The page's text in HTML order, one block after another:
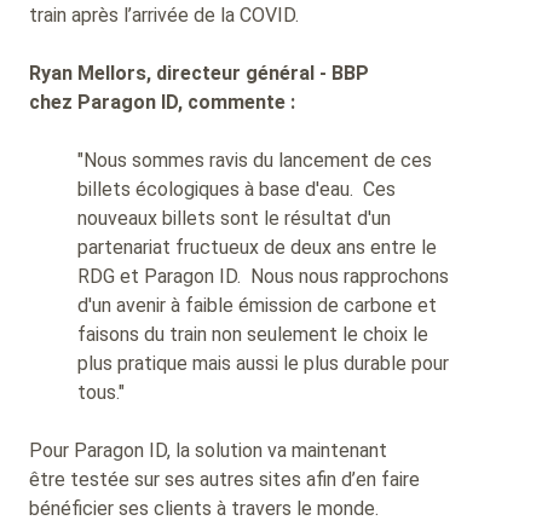
train après l’arrivée de la COVID.
Ryan Mellors, directeur général - BBP
chez Paragon ID, commente :
"Nous sommes ravis du lancement de ces
billets écologiques à base d'eau. Ces
nouveaux billets sont le résultat d'un
partenariat fructueux de deux ans entre le
RDG et Paragon ID. Nous nous rapprochons
d'un avenir à faible émission de carbone et
faisons du train non seulement le choix le
plus pratique mais aussi le plus durable pour
tous."
Pour Paragon ID, la solution va maintenant
être testée sur ses autres sites afin d’en faire
bénéficier ses clients à travers le monde.